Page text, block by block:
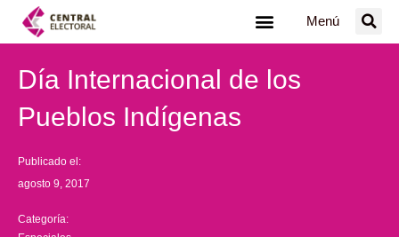
Menú
Día Internacional de los
Pueblos Indígenas
Publicado el:
agosto 9, 2017
Categoría: